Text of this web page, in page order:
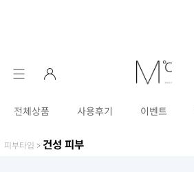
전체상품 사용후기 이벤트
피부타입 > 건성 피부